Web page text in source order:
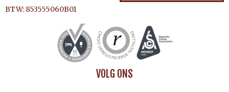
BTW: 853555060B01
VOLG ONS